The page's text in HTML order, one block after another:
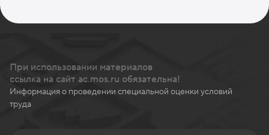
При использовании материалов
ссылка на сайт ac.mos.ru обязательна!
Информация о проведении специальной оценки условий
труда